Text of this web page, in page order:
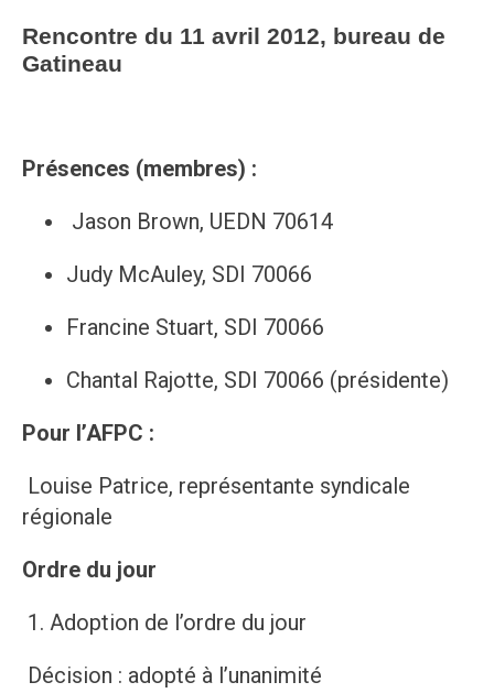
Rencontre du 11 avril 2012, bureau de
Gatineau
Présences (membres) :
Jason Brown, UEDN 70614
Judy McAuley, SDI 70066
Francine Stuart, SDI 70066
Chantal Rajotte, SDI 70066 (présidente)
Pour l’AFPC :
Louise Patrice, représentante syndicale
régionale
Ordre du jour
1. Adoption de l’ordre du jour
Décision : adopté à l’unanimité